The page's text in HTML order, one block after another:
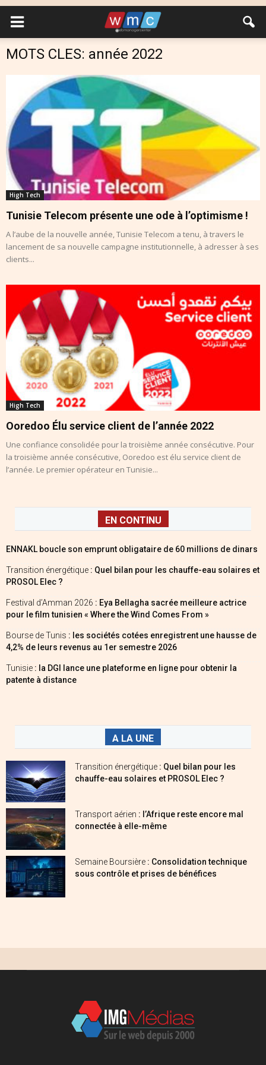
MOTS CLES: année 2022
High Tech
Tunisie Telecom présente une ode à l’optimisme !
A l’aube de la nouvelle année, Tunisie Telecom a tenu, à travers le
lancement de sa nouvelle campagne institutionnelle, à adresser à ses
clients...
High Tech
Ooredoo Élu service client de l’année 2022
Une confiance consolidée pour la troisième année consécutive. Pour
la troisième année consécutive, Ooredoo est élu service client de
l’année. Le premier opérateur en Tunisie...
EN CONTINU
ENNAKL boucle son emprunt obligataire de 60 millions de dinars
Transition énergétique : Quel bilan pour les chauffe-eau solaires et
PROSOL Elec ?
Festival d’Amman 2026 : Eya Bellagha sacrée meilleure actrice
pour le film tunisien « Where the Wind Comes From »
Bourse de Tunis : les sociétés cotées enregistrent une hausse de
4,2% de leurs revenus au 1er semestre 2026
Tunisie : la DGI lance une plateforme en ligne pour obtenir la
patente à distance
A LA UNE
Transition énergétique : Quel bilan pour les
chauffe-eau solaires et PROSOL Elec ?
Transport aérien : l’Afrique reste encore mal
connectée à elle-même
Semaine Boursière : Consolidation technique
sous contrôle et prises de bénéfices